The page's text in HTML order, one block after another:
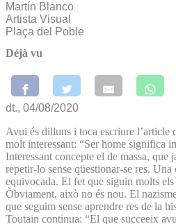
Martín Blanco
Artista Visual
Plaça del Poble
Déjà vu
dt., 04/08/2020
Avui és dilluns i toca escriure l’article
molt interessant: “Ser home significa
Interessant concepte el de massa,
repetir-lo sense qüestionar-se res.
equivocada. El fet que siguin molts
Òbviament, això no és nou. El
que seguim sense aprendre res de la
Toutain continua: “El que succeeix